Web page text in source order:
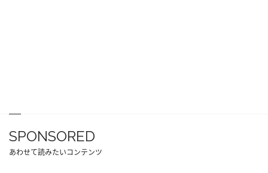
SPONSORED
あわせて読みたいコンテンツ